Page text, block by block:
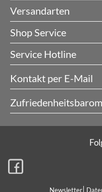
Versandarten
Shop Service
Service Hotline
Kontakt per E-Mail
Newsletter